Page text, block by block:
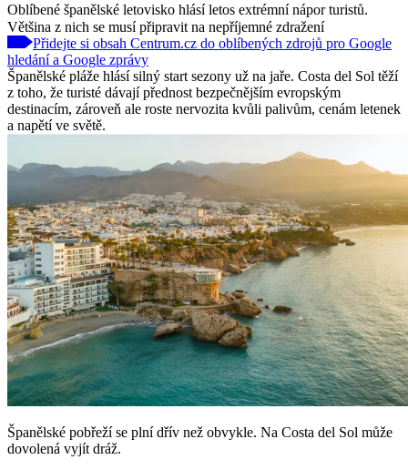
Oblíbené španělské letovisko hlásí letos extrémní nápor turistů.
Většina z nich se musí připravit na nepříjemné zdražení
Přidejte si obsah Centrum.cz do oblíbených zdrojů pro Google
hledání a Google zprávy
Španělské pláže hlásí silný start sezony už na jaře. Costa del Sol těží
z toho, že turisté dávají přednost bezpečnějším evropským
destinacím, zároveň ale roste nervozita kvůli palivům, cenám letenek
a napětí ve světě.
Španělské pobřeží se plní dřív než obvykle. Na Costa del Sol může
dovolená vyjít dráž.